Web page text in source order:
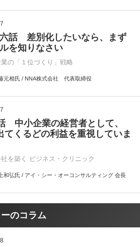
話 差別化したいなら、まず
を知りなさい
の「１位づくり」戦略
元相氏 / NNA株式会社 代表取締役
中小企業の経営者として、
てくるどの利益を重視していま
を築く ビジネス・クリニック
和弘氏 / アイ・シー・オーコンサルティング 会長
のコラム